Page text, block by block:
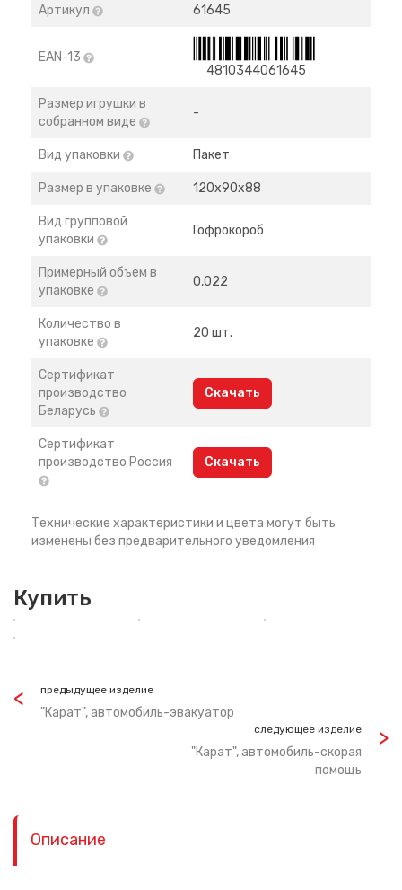
Артикул 61645
EAN-13
4810344061645
Размер игрушки в
собранном виде
-
Вид упаковки Пакет
Размер в упаковке 120х90х88
Вид групповой
упаковки
Гофрокороб
Примерный объем в
упаковке
0,022
Количество в
упаковке
20 шт.
Сертификат
производство
Беларусь
Скачать
Сертификат
производство Россия
Скачать
Технические характеристики и цвета могут быть
изменены без предварительного уведомления
Купить
предыдущее изделие
"Карат", автомобиль-эвакуатор
следующее изделие
"Карат", автомобиль-скорая
помощь
Описание